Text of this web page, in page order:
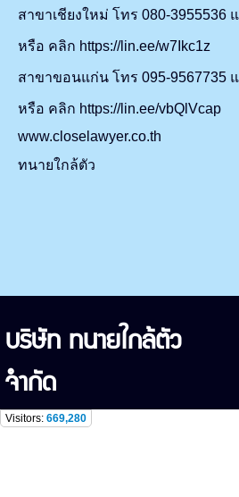
สาขาเชียงใหม่ โทร 080-3955536
หรือ คลิก https://lin.ee/w7Ikc1z
สาขาขอนแก่น โทร 095-9567735
หรือ คลิก https://lin.ee/vbQlVcap
www.closelawyer.co.th
ทนายใกล้ตัว
บริษัท ทนายใกล้ตัว
จำกัด
Visitors: 669,280